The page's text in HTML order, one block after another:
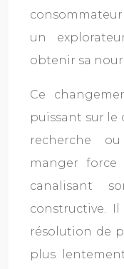
un
obtenir sa
Ce
puissant sur le
recherche
manger
canalisant
constructive.
résolution de
plus